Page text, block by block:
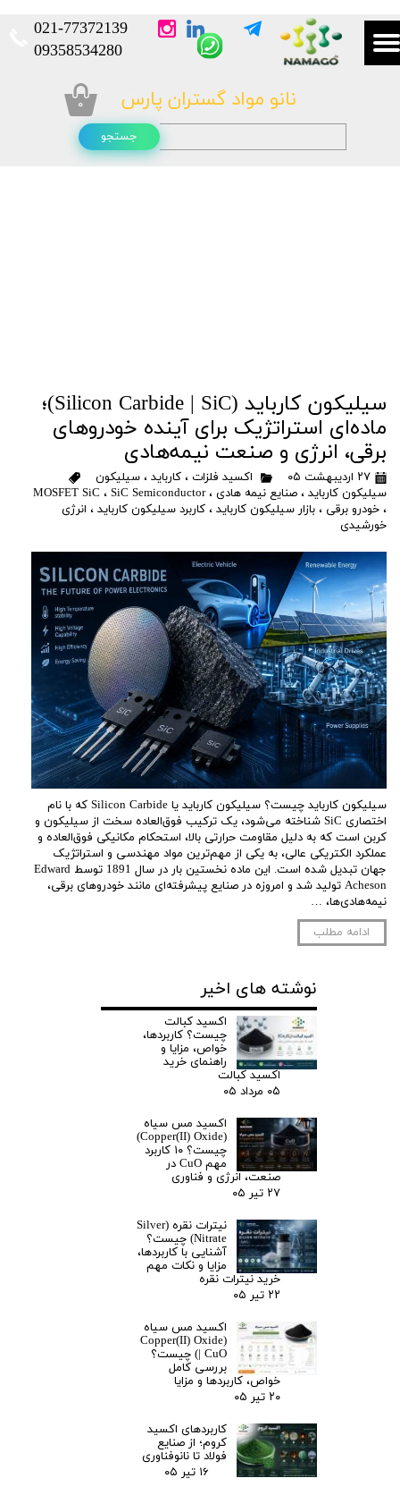
نانو مواد گستران پارس
021-77372139​​​​​​​
​​​​​​​09358534280
جستجو
۰
سیلیکون کارباید (Silicon Carbide | SiC)؛
ماده‌ای استراتژیک برای آینده خودروهای
برقی، انرژی و صنعت نیمه‌هادی
۲۷ اردیبهشت ۰۵ اکسید فلزات ، کارباید ، سیلیکون
سیلیکون کارباید ، صنایع نیمه هادی ، MOSFET SiC ، SiC Semiconductor
، خودرو برقی ، بازار سیلیکون کارباید ، کاربرد سیلیکون کارباید ، انرژی
خورشیدی
سیلیکون کارباید چیست؟ سیلیکون کارباید یا Silicon Carbide که با نام
اختصاری SiC شناخته می‌شود، یک ترکیب فوق‌العاده سخت از سیلیکون و
کربن است که به دلیل مقاومت حرارتی بالا، استحکام مکانیکی فوق‌العاده و
عملکرد الکتریکی عالی، به یکی از مهم‌ترین مواد مهندسی و استراتژیک
جهان تبدیل شده است. این ماده نخستین بار در سال 1891 توسط Edward
Acheson تولید شد و امروزه در صنایع پیشرفته‌ای مانند خودروهای برقی،
نیمه‌هادی‌ها، …
ادامه مطلب
نوشته های اخیر
اکسید کبالت
چیست؟ کاربردها،
خواص، مزایا و
راهنمای خرید
اکسید کبالت
۰۵ مرداد ۰۵
اکسید مس سیاه
(Copper(II) Oxide)
چیست؟ ۱۰ کاربرد
مهم CuO در
صنعت، انرژی و فناوری
۲۷ تیر ۰۵
نیترات نقره (Silver
Nitrate) چیست؟
آشنایی با کاربردها،
مزایا و نکات مهم
خرید نیترات نقره
۲۲ تیر ۰۵
اکسید مس سیاه
(Copper(II) Oxide
| CuO) چیست؟
بررسی کامل
خواص، کاربردها و مزایا
۲۰ تیر ۰۵
کاربردهای اکسید
کروم؛ از صنایع
فولاد تا نانوفناوری
۱۶ تیر ۰۵